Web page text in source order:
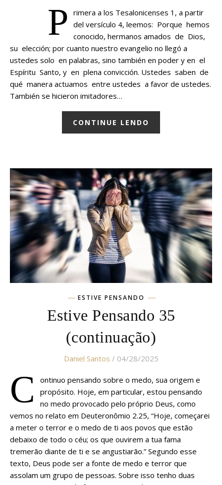
P rimera a los Tesalonicenses 1, a partir
del versículo 4, leemos: Porque hemos
conocido, hermanos amados de Dios,
su elección; por cuanto nuestro evangelio no llegó a
ustedes solo en palabras, sino también en poder y en el
Espíritu Santo, y en plena convicción. Ustedes saben de
qué manera actuamos entre ustedes a favor de ustedes.
También se hicieron imitadores…
CONTINUE LENDO
ESTIVE PENSANDO
Estive Pensando 35
(continuação)
Daniel Santos / 04/28/2025
C
ontinuo pensando sobre o medo, sua origem e
propósito. Hoje, em particular, estou pensando
no medo provocado pelo próprio Deus, como
vemos no relato em Deuteronômio 2.25, “Hoje, começarei
a meter o terror e o medo de ti aos povos que estão
debaixo de todo o céu; os que ouvirem a tua fama
tremerão diante de ti e se angustiarão.” Segundo esse
texto, Deus pode ser a fonte de medo e terror que
assolam um grupo de pessoas. Sobre isso tenho duas